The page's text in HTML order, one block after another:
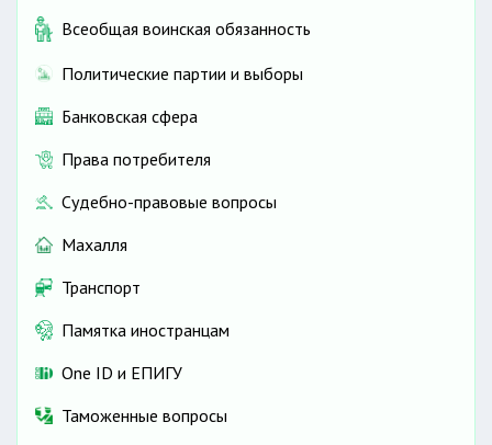
Всеобщая воинская обязанность
Политические партии и выборы
Банковская сфера
Права потребителя
Судебно-правовые вопросы
Махалля
Транспорт
Памятка иностранцам
One ID и ЕПИГУ
Таможенные вопросы